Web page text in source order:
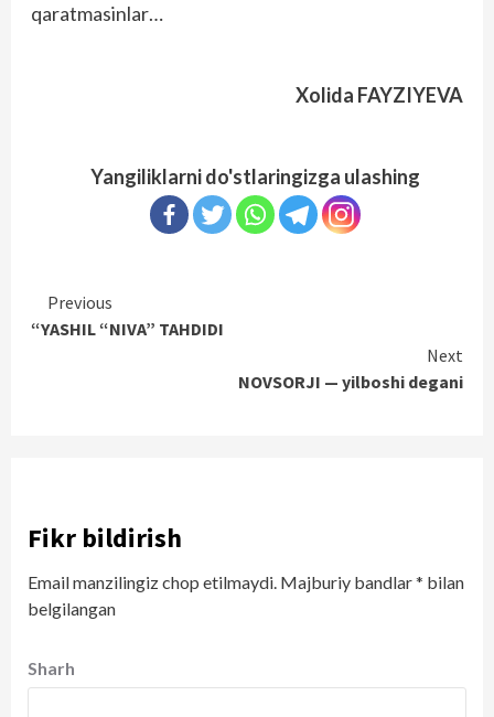
qaratmasinlar…
Xolida FAYZIYEVA
Yangiliklarni do'stlaringizga ulashing
Continue
Reading
Previous
“YASHIL “NIVA” TAHDIDI
Next
NOVSORJI — yilboshi degani
Fikr bildirish
Email manzilingiz chop etilmaydi. Majburiy bandlar* bilan
belgilangan
Sharh